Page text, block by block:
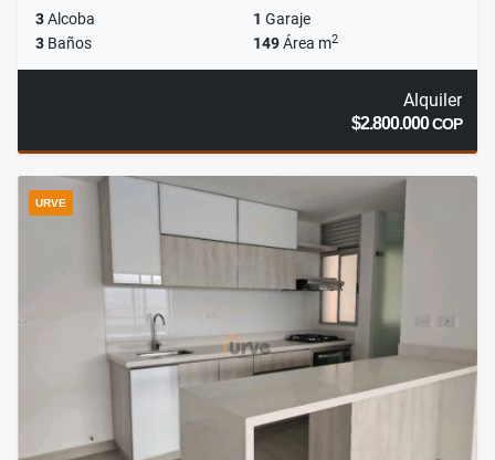
3Alcoba 1 Garaje
3 Baños 149Área m2
Alquiler
$2.800.000COP
URVE